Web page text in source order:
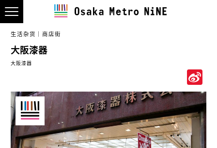
生活杂货 商店街
大阪漆器
大阪漆器